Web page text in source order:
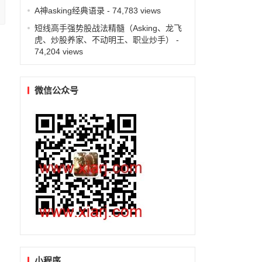
A神asking经典语录- 74,783 views
短线高手强势股战法精髓（Asking、龙飞
虎、炒股养家、不动明王、职业炒手）
-
74,204 views
微信公众号